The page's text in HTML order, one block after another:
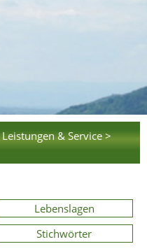
Leistungen & Service >
Lebenslagen
Stichwörter